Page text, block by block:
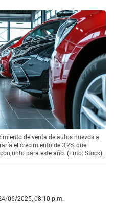
de venta de autos nuevos a
el crecimiento de 3,2% que
para este año. (Foto: Stock).
06/2025, 08:10 p.m.